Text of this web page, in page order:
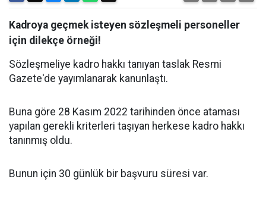
Kadroya geçmek isteyen sözleşmeli personeller
için dilekçe örneği!
Sözleşmeliye kadro hakkı tanıyan taslak Resmi
Gazete'de yayımlanarak kanunlaştı.
Buna göre 28 Kasım 2022 tarihinden önce ataması
yapılan gerekli kriterleri taşıyan herkese kadro hakkı
tanınmış oldu.
Bunun için 30 günlük bir başvuru süresi var.